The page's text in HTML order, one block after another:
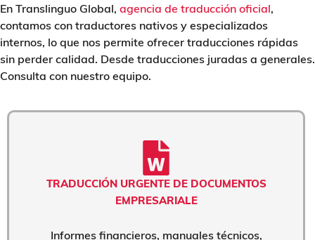
En Translinguo Global, agencia de traducción oficial,
contamos con traductores nativos y especializados
internos, lo que nos permite ofrecer traducciones rápidas
sin perder calidad. Desde traducciones juradas a generales.
Consulta con nuestro equipo.
TRADUCCIÓN URGENTE DE DOCUMENTOS
EMPRESARIALE
Informes financieros, manuales técnicos,